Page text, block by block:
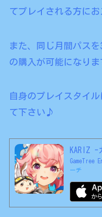
てプレイされる方に
また、同じ月間パス
の購入が可能になりま
自身のプレイスタイ
て下さい♪
KARIZ -
GameTree
ーチ